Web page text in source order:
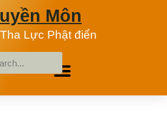
Môn
Lực Phật điển